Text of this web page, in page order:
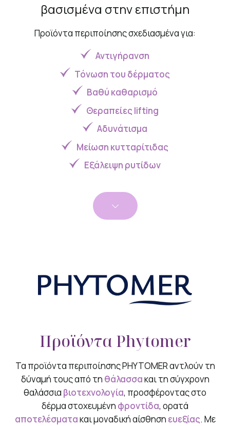
βασισμένα στην επιστήμη
Προϊόντα περιποίησης σχεδιασμένα για:
Αντιγήρανση
Τόνωση του δέρματος
Βαθύ καθαρισμό
Θεραπείες lifting
Αδυνάτισμα
Μείωση κυτταρίτιδας
Εξάλειψη ρυτίδων
Προϊόντα Phytomer
Τα προϊόντα περιποίησης PHYTOMER αντλούν τη
δύναμή τους από τη θάλασσακαι τη σύγχρονη
θαλάσσια βιοτεχνολογία, προσφέροντας στο
δέρμα στοχευμένη φροντίδα, ορατά
αποτελέσματακαι μοναδική αίσθηση ευεξίας. Με